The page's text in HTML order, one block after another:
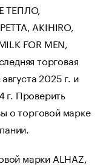
ТЕПЛО,
AKIHIRO,
FOR MEN,
торговая
2025 г. и
г. Проверить
о торговой марке
марки ALHAZ,